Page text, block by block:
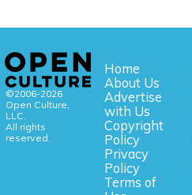
©2006-2026
Open Culture,
LLC.
All rights
reserved.
Home
About Us
Advertise
with Us
Copyright
Policy
Privacy
Policy
Terms of